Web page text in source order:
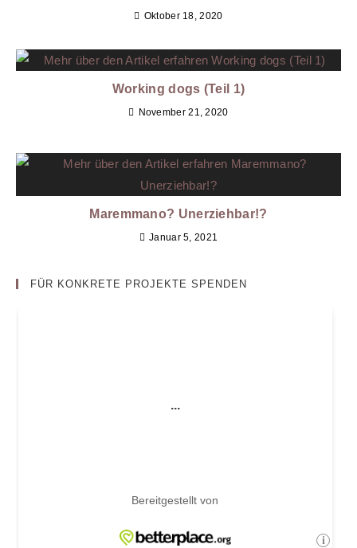
Oktober 18, 2020
Working dogs (Teil 1)
November 21, 2020
Maremmano? Unerziehbar!?
Januar 5, 2021
FÜR KONKRETE PROJEKTE SPENDEN